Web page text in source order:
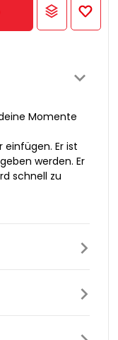
Momente
Er ist
werden. Er
schnell zu